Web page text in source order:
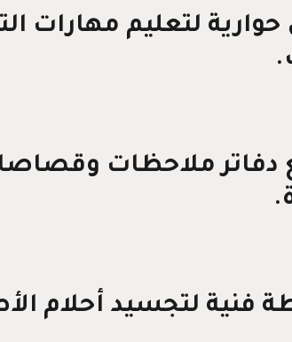
لتعليم مهارات
دفاتر ملاحظات
فنية لتجسيد أحلام